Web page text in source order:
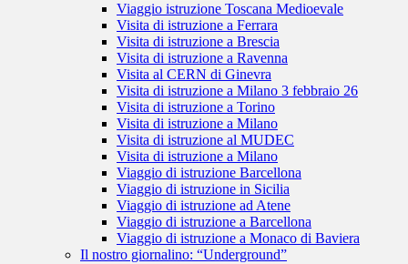
Viaggio istruzione Toscana Medioevale
Visita di istruzione a Ferrara
Visita di istruzione a Brescia
Visita di istruzione a Ravenna
Visita al CERN di Ginevra
Visita di istruzione a Milano 3 febbraio 26
Visita di istruzione a Torino
Visita di istruzione a Milano
Visita di istruzione al MUDEC
Visita di istruzione a Milano
Viaggio di istruzione Barcellona
Viaggio di istruzione in Sicilia
Viaggio di istruzione ad Atene
Viaggio di istruzione a Barcellona
Viaggio di istruzione a Monaco di Baviera
Il nostro giornalino: “Underground”